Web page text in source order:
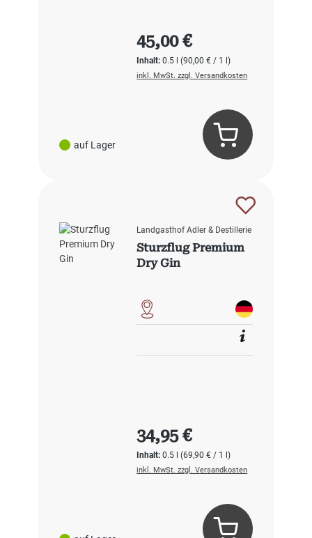
auf Lager
Inhalt:0.5 l(90,00 € / 1 l)
Regulärer Preis:
45,00 €
inkl. MwSt. zzgl. Versandkosten
Landgasthof Adler & Destillerie
Sturzflug Premium
Dry Gin
Inhalt:0.5 l(69,90 € / 1 l)
Regulärer Preis:
34,95 €
inkl. MwSt. zzgl. Versandkosten